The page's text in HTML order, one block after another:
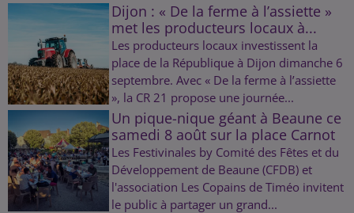
Dijon : « De la ferme à l’assiette »
met les producteurs locaux à...
Les producteurs locaux investissent la
place de la République à Dijon dimanche 6
septembre. Avec « De la ferme à l’assiette
», la CR 21 propose une journée...
Un pique-nique géant à Beaune ce
samedi 8 août sur la place Carnot
Les Festivinales by Comité des Fêtes et du
Développement de Beaune (CFDB) et
l'association Les Copains de Timéo invitent
le public à partager un grand...